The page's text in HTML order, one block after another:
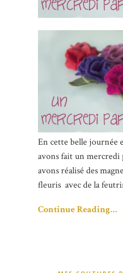
En cette belle journée
avons fait un
avons réalisé des
fleuris avec de la
Continue Reading…